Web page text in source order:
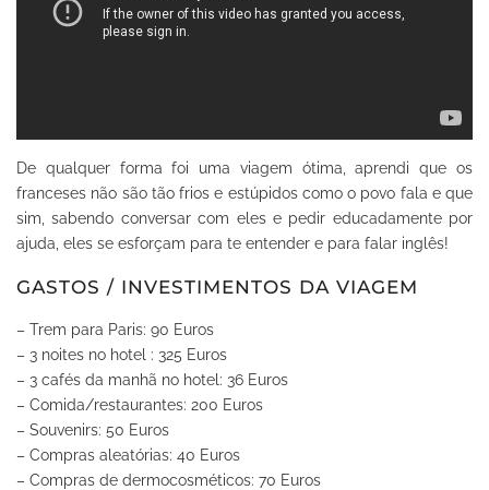
De qualquer forma foi uma viagem ótima, aprendi que os
franceses não são tão frios e estúpidos como o povo fala e que
sim, sabendo conversar com eles e pedir educadamente por
ajuda, eles se esforçam para te entender e para falar inglês!
GASTOS / INVESTIMENTOS DA VIAGEM
– Trem para Paris: 90 Euros
– 3 noites no hotel : 325 Euros
– 3 cafés da manhã no hotel: 36 Euros
– Comida/restaurantes: 200 Euros
– Souvenirs: 50 Euros
– Compras aleatórias: 40 Euros
– Compras de dermocosméticos: 70 Euros